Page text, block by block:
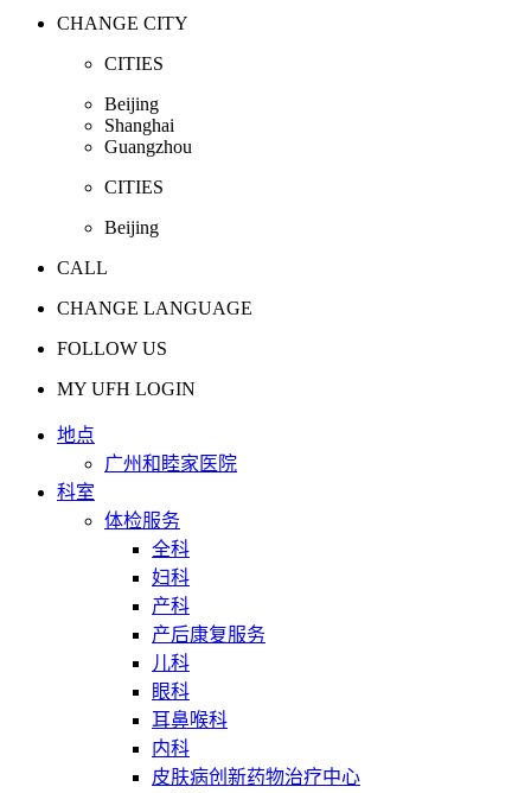
CHANGE CITY
CITIES
Beijing
Shanghai
Guangzhou
CITIES
Beijing
CALL
CHANGE LANGUAGE
FOLLOW US
MY UFH LOGIN
地点
广州和睦家医院
科室
体检服务
全科
妇科
产科
产后康复服务
儿科
眼科
耳鼻喉科
内科
皮肤病创新药物治疗中心